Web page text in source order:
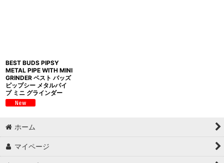
BEST BUDS PIPSY
METAL PIPE WITH MINI
GRINDER ベスト バッズ
ピップシー メタルパイ
プ ミニ グラインダー
ホーム
マイページ